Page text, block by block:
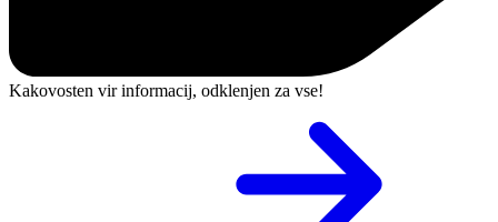
Kakovosten vir informacij, odklenjen za vse!